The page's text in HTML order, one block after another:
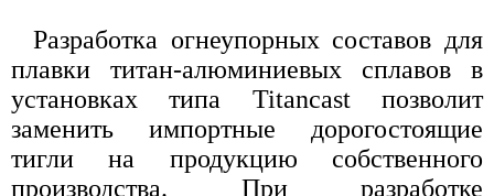
Разработка огнеупорных составов для
плавки титан-алюминиевых сплавов в
установках типа Titancast позволит
заменить импортные дорогостоящие
тигли на продукцию собственного
производства. При разработке